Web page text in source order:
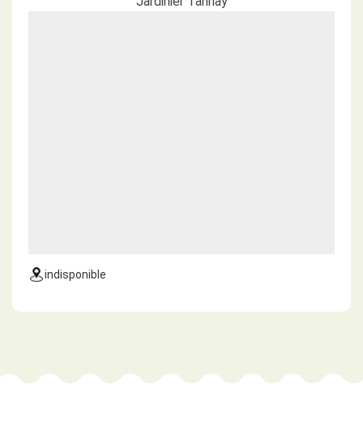
indisponible